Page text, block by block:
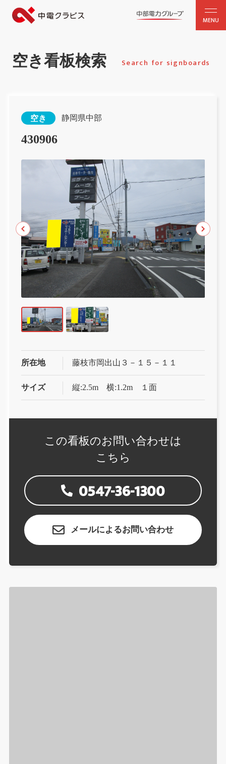
MENU
空き看板検索 Search for signboards
空き 静岡県中部
430906
所在地 藤枝市岡出山３－１５－１１
サイズ 縦:2.5m 横:1.2m １面
この看板のお問い合わせは
こちら
0547-36-1300
メールによるお問い合わせ